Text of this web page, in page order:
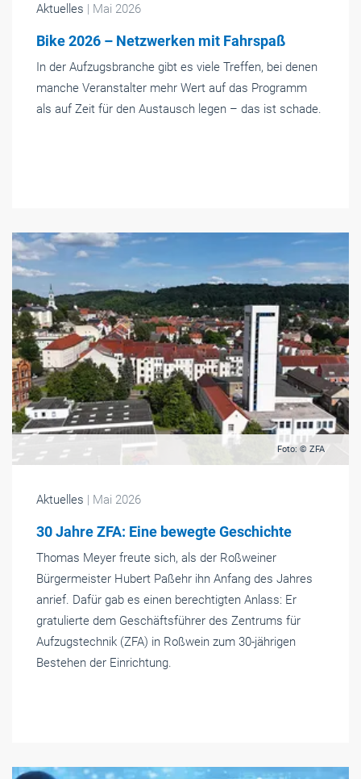
Aktuelles | Mai 2026
Bike 2026 – Netzwerken mit Fahrspaß
In der Aufzugsbranche gibt es viele Treffen, bei denen
manche Veranstalter mehr Wert auf das Programm
als auf Zeit für den Austausch legen – das ist schade.
Foto: © ZFA
Aktuelles | Mai 2026
30 Jahre ZFA: Eine bewegte Geschichte
Thomas Meyer freute sich, als der Roßweiner
Bürgermeister Hubert Paßehr ihn Anfang des Jahres
anrief. Dafür gab es einen berechtigten Anlass: Er
gratulierte dem Geschäftsführer des Zentrums für
Aufzugstechnik (ZFA) in Roßwein zum 30-jährigen
Bestehen der Einrichtung.